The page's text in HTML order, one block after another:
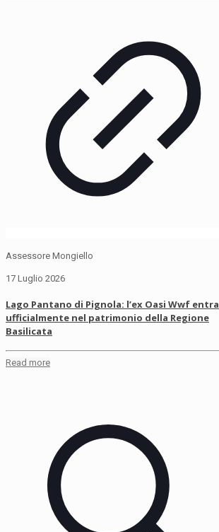
Assessore Mongiello
17 Luglio 2026
Lago Pantano di Pignola: l’ex Oasi Wwf entra
ufficialmente nel patrimonio della Regione
Basilicata
Read more